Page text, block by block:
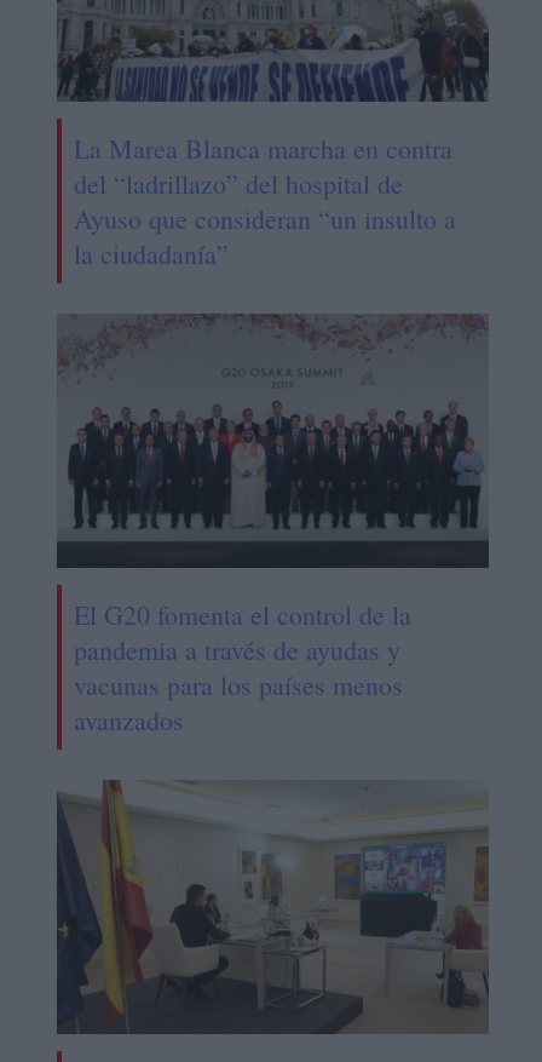
La Marea Blanca marcha en contra
del “ladrillazo” del hospital de
Ayuso que consideran “un insulto a
la ciudadanía”
El G20 fomenta el control de la
pandemia a través de ayudas y
vacunas para los países menos
avanzados